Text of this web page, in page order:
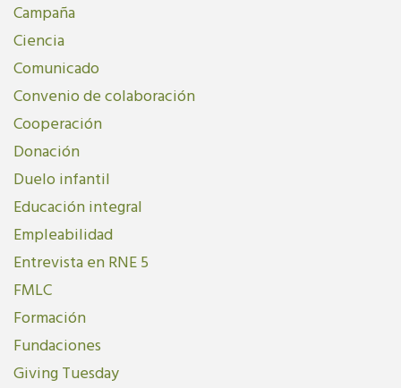
Campaña
Ciencia
Comunicado
Convenio de colaboración
Cooperación
Donación
Duelo infantil
Educación integral
Empleabilidad
Entrevista en RNE 5
FMLC
Formación
Fundaciones
Giving Tuesday